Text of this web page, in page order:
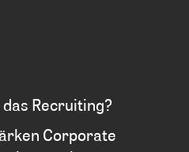
Recruiting?
Corporate